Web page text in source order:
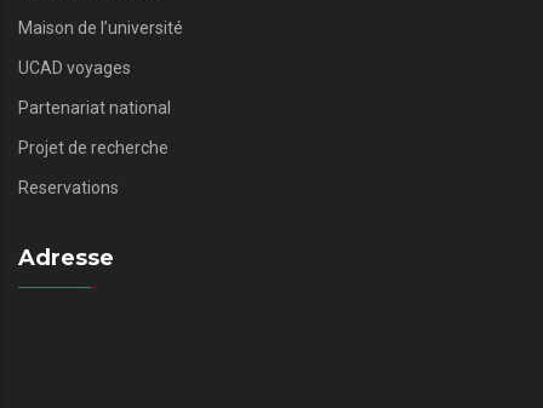
Maison de l’université
UCAD voyages
Partenariat national
Projet de recherche
Reservations
Adresse